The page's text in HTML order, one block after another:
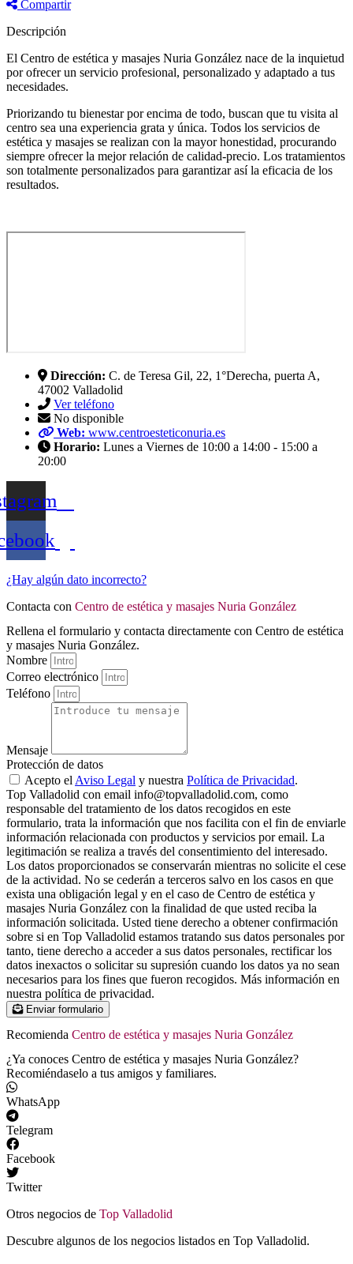
Compartir
Descripción
El Centro de estética y masajes Nuria González nace de la inquietud
por ofrecer un servicio profesional, personalizado y adaptado a tus
necesidades.
Priorizando tu bienestar por encima de todo, buscan que tu visita al
centro sea una experiencia grata y única. Todos los servicios de
estética y masajes se realizan con la mayor honestidad, procurando
siempre ofrecer la mejor relación de calidad-precio. Los tratamientos
son totalmente personalizados para garantizar así la eficacia de los
resultados.
Dirección: C. de Teresa Gil, 22, 1°Derecha, puerta A,
47002 Valladolid
Ver teléfono
No disponible
Web: www.centroesteticonuria.es
Horario: Lunes a Viernes de 10:00 a 14:00 - 15:00 a
20:00
¿Hay algún dato incorrecto?
Contacta con Centro de estética y masajes Nuria González
Rellena el formulario y contacta directamente con Centro de estética
y masajes Nuria González.
Nombre
Correo electrónico
Teléfono
Mensaje
Protección de datos
Acepto el Aviso Legal y nuestra Política de Privacidad.
Top Valladolid con email info@topvalladolid.com, como
responsable del tratamiento de los datos recogidos en este
formulario, trata la información que nos facilita con el fin de enviarle
información relacionada con productos y servicios por email. La
legitimación se realiza a través del consentimiento del interesado.
Los datos proporcionados se conservarán mientras no solicite el cese
de la actividad. No se cederán a terceros salvo en los casos en que
exista una obligación legal y en el caso de Centro de estética y
masajes Nuria González con la finalidad de que usted reciba la
información solicitada. Usted tiene derecho a obtener confirmación
sobre si en Top Valladolid estamos tratando sus datos personales por
tanto, tiene derecho a acceder a sus datos personales, rectificar los
datos inexactos o solicitar su supresión cuando los datos ya no sean
necesarios para los fines que fueron recogidos. Más información en
nuestra política de privacidad.
Enviar formulario
Recomienda Centro de estética y masajes Nuria González
¿Ya conoces Centro de estética y masajes Nuria González?
Recomiéndaselo a tus amigos y familiares.
WhatsApp
Telegram
Facebook
Twitter
Otros negocios de Top Valladolid
Descubre algunos de los negocios listados en Top Valladolid.